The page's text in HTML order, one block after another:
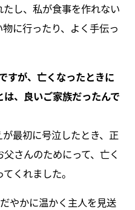
し、私が食事を作れない
に行ったり、よく手伝っ
すが、亡くなったときに
、良いご家族だったんで
が最初に号泣したとき、正
さんのためにって、亡く
くれました。
やかに温かく主人を見送